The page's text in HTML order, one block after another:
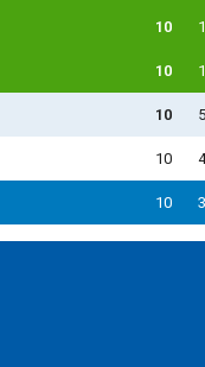
10
10
10
10
10